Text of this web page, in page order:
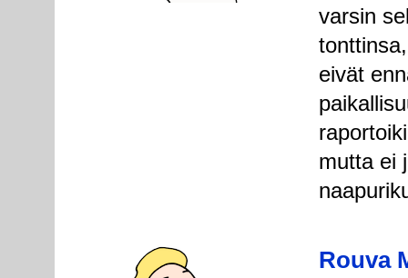
varsin
eivät
mutta ei
Rouva